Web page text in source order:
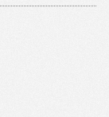
графика
работ.